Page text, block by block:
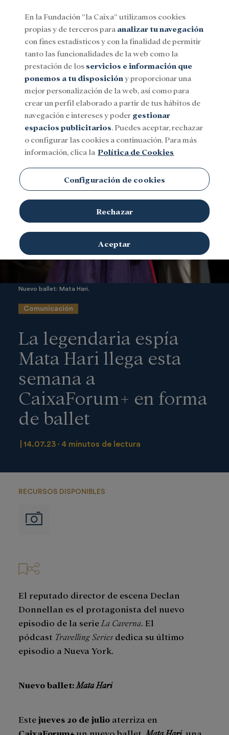
Menu
SocialInvestigación y becasCultura
Nuevo ballet: Mata Hari.
Comunicación
La legendaria espía
Mata Hari llega esta
semana a
CaixaForum+ en forma
de ballet
14.07.23 4 minutos de lectura
RECURSOS DISPONIBLES
Imágenes
El reputado director de escena Declan
Donnellan es el protagonista del nuevo
episodio de la serie La Caverna. El
pódcast Travelling Series dedica su último
episodio a Nueva York.
Nuevo ballet:Mata Hari
Estejueves 20 de julio aterriza en
En la Fundación ”la Caixa” utilizamos cookies
propias y de terceros para analizar tu navegación
con fines estadísticos y con la finalidad de permitir
tanto las funcionalidades de la web como la
prestación de los servicios e información que
ponemos a tu disposición y proporcionar una
mejor personalización de la web, así como para
crear un perfil elaborado a partir de tus hábitos de
navegación e intereses y poder gestionar
espacios publicitarios. Puedes aceptar, rechazar
o configurar las cookies a continuación. Para más
información, clica la Política de Cookies
Configuración de cookies
Rechazar
Aceptar